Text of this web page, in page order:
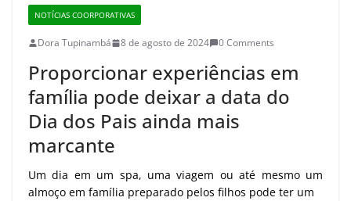
NOTÍCIAS COORPORATIVAS
Dora Tupinambá 8 de agosto de 2024 0 Comments
Proporcionar experiências em
família pode deixar a data do
Dia dos Pais ainda mais
marcante
Um dia em um spa, uma viagem ou até mesmo um
almoço em família preparado pelos filhos pode ter um